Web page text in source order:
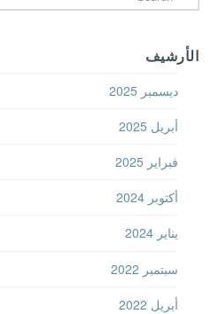
الأرشيف
ديسمبر 2025
أبريل 2025
فبراير 2025
أكتوبر 2024
يناير 2024
سبتمبر 2022
أبريل 2022